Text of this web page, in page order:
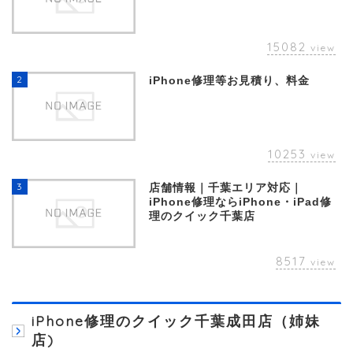
15082 view
2 iPhone修理等お見積り、料金
10253 view
3
店舗情報｜千葉エリア対応｜
iPhone修理ならiPhone・iPad修
理のクイック千葉店
8517 view
iPhone修理のクイック千葉成田店（姉妹
店)